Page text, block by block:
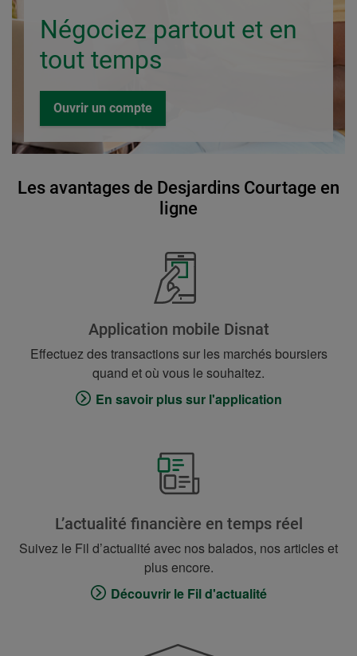
Négociez partout et en
tout temps
Ce
lien
ouvrira
un
Ouvrir un compteDesjardins
Courtage
Les avantages de Desjardins Courtage en
ligne
Application mobile Disnat
Effectuez des transactions sur les marchés boursiers
quand et où vous le souhaitez.
En savoir plus sur l'application
L’actualité financière en temps réel
Suivez le Fil d’actualité avec nos balados, nos articles et
plus encore.
Découvrir le Fil d'actualité